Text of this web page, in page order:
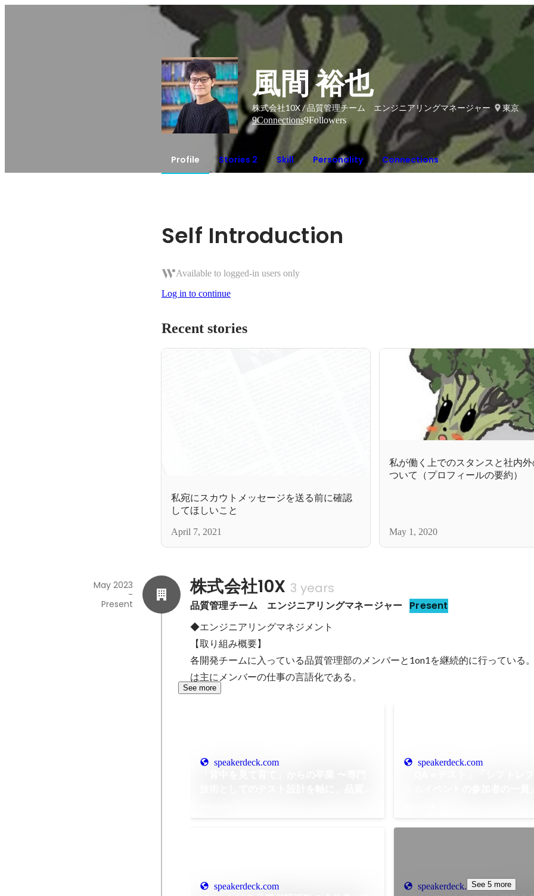
風間 裕也
株式会社10X / 品質管理チーム エンジニアリングマネージャー
東京
9Connections9Followers
Profile Stories 2 Skill Personality Connections
Self Introduction
Available to logged-in users only
Log in to continue
Recent stories
私宛にスカウトメッセージを送る前に確認
してほしいこと
April 7, 2021
私が働く上でのスタンスと社内外
ついて（プロフィールの要約）
May 1, 2020
株式会社10X 3 years
品質管理チーム　エンジニアリングマネージャー Present
May 2023
-
Present
◆エンジニアリングマネジメント
【取り組み概要】
各開発チームに入っている品質管理部のメンバーと1on1を継続的に行っている
は主にメンバーの仕事の言語化である。
See more
speakerdeck.com speakerdeck.com
消記 #scrumniigata
speakerdeck.com speakerdeck.comSee 5 more